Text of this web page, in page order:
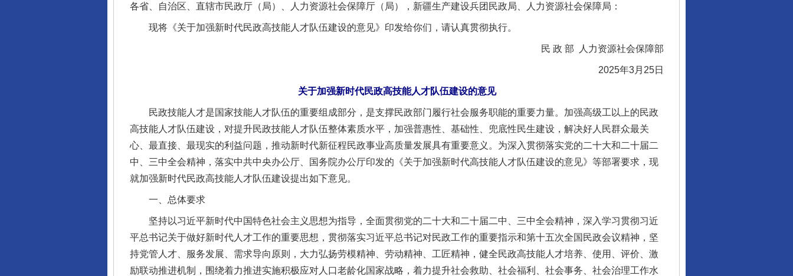
各省、自治区、直辖市民政厅（局）、人力资源社会保障厅（局），新疆生产建设兵团民政局、人力资源社会保障局：
现将《关于加强新时代民政高技能人才队伍建设的意见》印发给你们，请认真贯彻执行。
民 政 部 人力资源社会保障部
2025年3月25日
关于加强新时代民政高技能人才队伍建设的意见
民政技能人才是国家技能人才队伍的重要组成部分，是支撑民政部门履行社会服务职能的重要力量。加强高级工以上的民政
高技能人才队伍建设，对提升民政技能人才队伍整体素质水平，加强普惠性、基础性、兜底性民生建设，解决好人民群众最关
心、最直接、最现实的利益问题，推动新时代新征程民政事业高质量发展具有重要意义。为深入贯彻落实党的二十大和二十届二
中、三中全会精神，落实中共中央办公厅、国务院办公厅印发的《关于加强新时代高技能人才队伍建设的意见》等部署要求，现
就加强新时代民政高技能人才队伍建设提出如下意见。
一、总体要求
坚持以习近平新时代中国特色社会主义思想为指导，全面贯彻党的二十大和二十届二中、三中全会精神，深入学习贯彻习近
平总书记关于做好新时代人才工作的重要思想，贯彻落实习近平总书记对民政工作的重要指示和第十五次全国民政会议精神，坚
持党管人才、服务发展、需求导向原则，大力弘扬劳模精神、劳动精神、工匠精神，健全民政高技能人才培养、使用、评价、激
励联动推进机制，围绕着力推进实施积极应对人口老龄化国家战略，着力提升社会救助、社会福利、社会事务、社会治理工作水